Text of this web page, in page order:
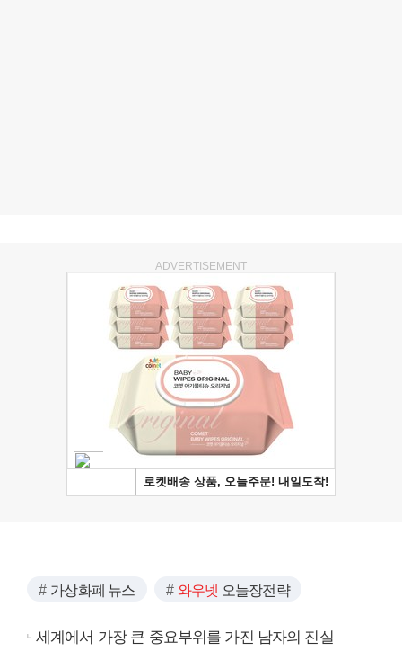
ADVERTISEMENT
가상화폐 뉴스 와우넷 오늘장전략
세계에서 가장 큰 중요부위를 가진 남자의 진실